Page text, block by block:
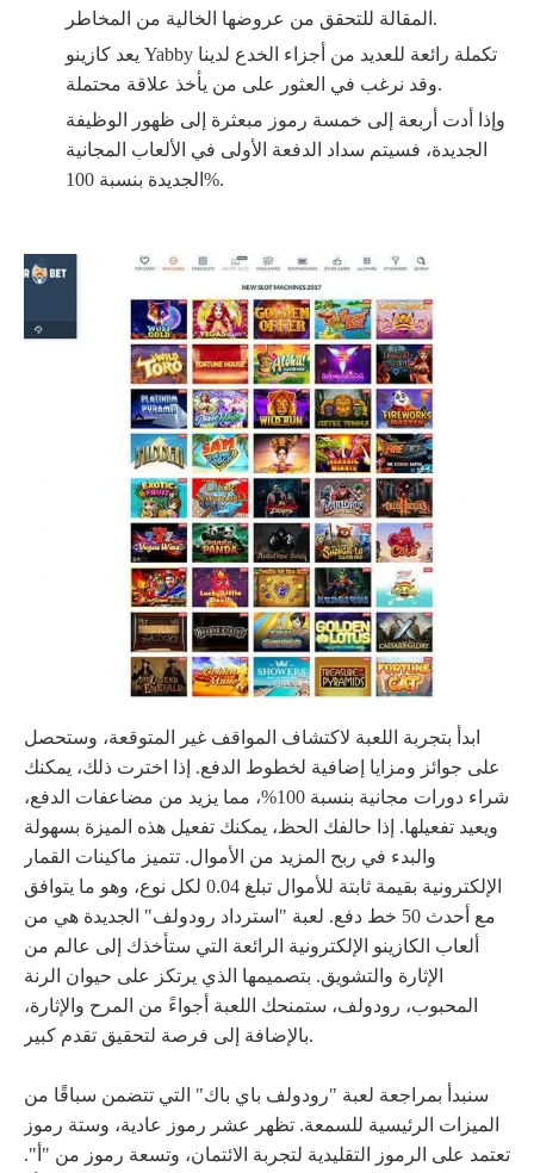
المقالة للتحقق من عروضها الخالية من المخاطر.
يعد كازينو Yabby تكملة رائعة للعديد من أجزاء الخدع لدينا
وقد نرغب في العثور على من يأخذ علاقة محتملة.
وإذا أدت أربعة إلى خمسة رموز مبعثرة إلى ظهور الوظيفة
الجديدة، فسيتم سداد الدفعة الأولى في الألعاب المجانية
الجديدة بنسبة 100%.
ابدأ بتجربة اللعبة لاكتشاف المواقف غير المتوقعة، وستحصل
على جوائز ومزايا إضافية لخطوط الدفع. إذا اخترت ذلك، يمكنك
شراء دورات مجانية بنسبة 100%، مما يزيد من مضاعفات الدفع،
ويعيد تفعيلها. إذا حالفك الحظ، يمكنك تفعيل هذه الميزة بسهولة
والبدء في ربح المزيد من الأموال. تتميز ماكينات القمار
الإلكترونية بقيمة ثابتة للأموال تبلغ 0.04 لكل نوع، وهو ما يتوافق
مع أحدث 50 خط دفع. لعبة "استرداد رودولف" الجديدة هي من
ألعاب الكازينو الإلكترونية الرائعة التي ستأخذك إلى عالم من
الإثارة والتشويق. بتصميمها الذي يرتكز على حيوان الرنة
المحبوب، رودولف، ستمنحك اللعبة أجواءً من المرح والإثارة،
بالإضافة إلى فرصة لتحقيق تقدم كبير.
سنبدأ بمراجعة لعبة "رودولف باي باك" التي تتضمن سباقًا من
الميزات الرئيسية للسمعة. تظهر عشر رموز عادية، وستة رموز
تعتمد على الرموز التقليدية لتجربة الائتمان، وتسعة رموز من "أ".